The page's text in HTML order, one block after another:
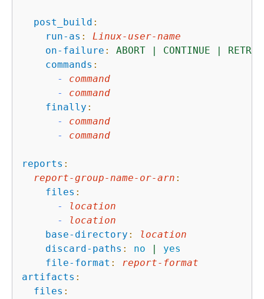
post_build :
run-as :
Linux-user-name
on-failure : ABORT | CONTINUE | RETRY
commands :
-
command
-
command
finally :
-
command
-
command
reports :
report-group-name-or-arn :
files :
-
location
-
location
base-directory :
location
discard-paths : no |
yes
file-format :
report-format
artifacts :
files :